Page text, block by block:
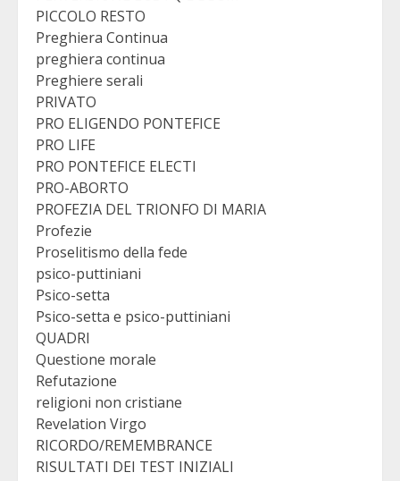
PICCOLO RESTO
Preghiera Continua
preghiera continua
Preghiere serali
PRIVATO
PRO ELIGENDO PONTEFICE
PRO LIFE
PRO PONTEFICE ELECTI
PRO-ABORTO
PROFEZIA DEL TRIONFO DI MARIA
Profezie
Proselitismo della fede
psico-puttiniani
Psico-setta
Psico-setta e psico-puttiniani
QUADRI
Questione morale
Refutazione
religioni non cristiane
Revelation Virgo
RICORDO/REMEMBRANCE
RISULTATI DEI TEST INIZIALI